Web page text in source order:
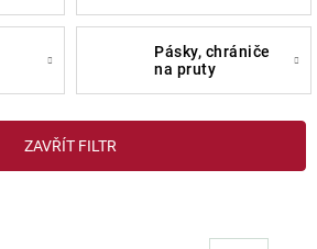
pásky, chrániče
na pruty
ZAVŘÍT FILTR